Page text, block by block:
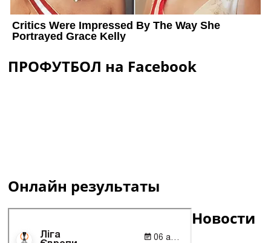
ПРОФУТБОЛ на Facebook
Онлайн результаты
Новости